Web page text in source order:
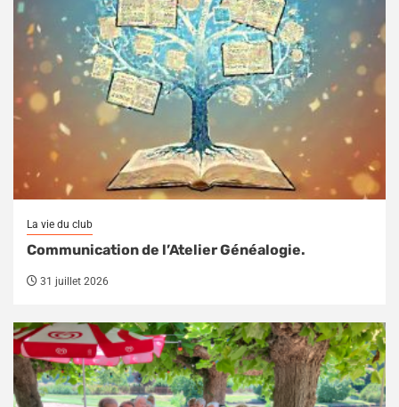
La vie du club
Communication de l’Atelier Généalogie.
31 juillet 2026